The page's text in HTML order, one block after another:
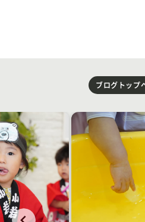
ブログトップ